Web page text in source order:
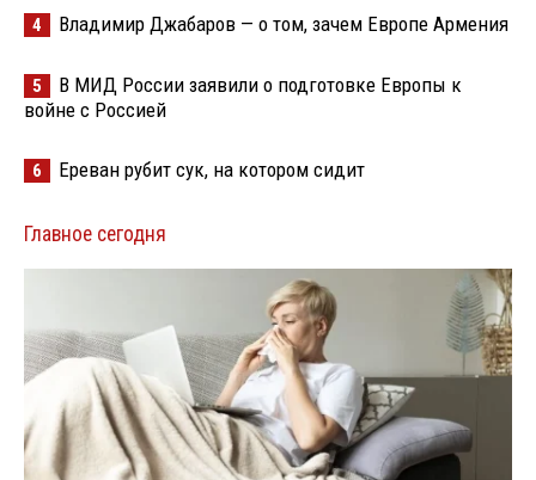
4 Владимир Джабаров — о том, зачем Европе Армения
5
В МИД России заявили о подготовке Европы к
войне с Россией
6 Ереван рубит сук, на котором сидит
Главное сегодня